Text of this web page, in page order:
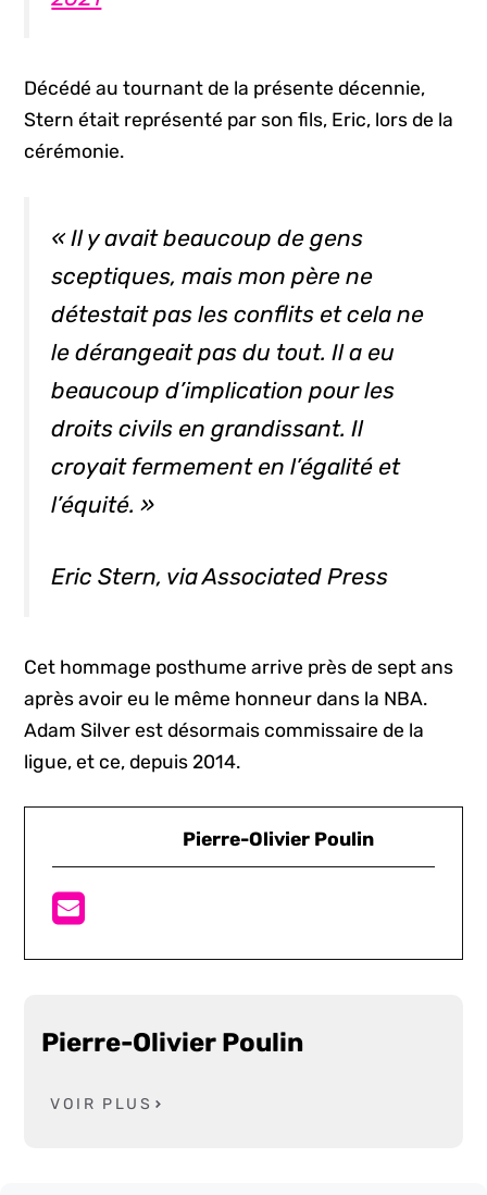
Décédé au tournant de la présente décennie,
Stern était représenté par son fils, Eric, lors de la
cérémonie.
« Il y avait beaucoup de gens
sceptiques, mais mon père ne
détestait pas les conflits et cela ne
le dérangeait pas du tout. Il a eu
beaucoup d’implication pour les
droits civils en grandissant. Il
croyait fermement en l’égalité et
l’équité. »
Eric Stern, via Associated Press
Cet hommage posthume arrive près de sept ans
après avoir eu le même honneur dans la NBA.
Adam Silver est désormais commissaire de la
ligue, et ce, depuis 2014.
Pierre-Olivier Poulin
Pierre-Olivier Poulin
VOIR PLUS